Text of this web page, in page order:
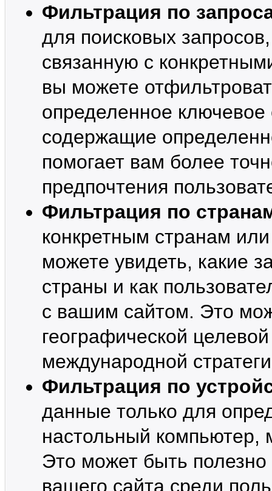
Фильтрация по
для поисковых
связанную с
вы можете
определенное
содержащие
помогает вам более
предпочтения
Фильтрация по
конкретным странам
можете увидеть, какие
страны и как
с вашим сайтом. Это
географической
международной
Фильтрация по
данные только для
настольный
Это может быть
вашего сайта среди